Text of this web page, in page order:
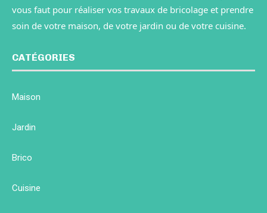
vous faut pour réaliser vos travaux de bricolage et prendre
soin de votre maison, de votre jardin ou de votre cuisine.
CATÉGORIES
Maison
Jardin
Brico
Cuisine